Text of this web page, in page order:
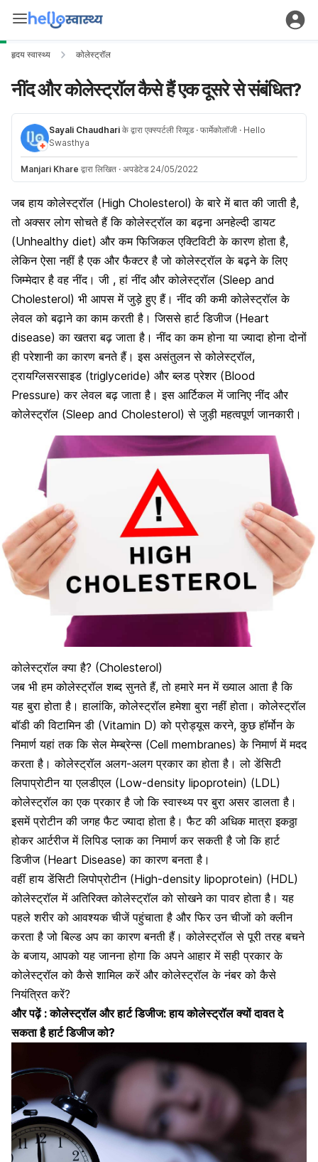
हृदय स्वास्थ्य कोलेस्ट्रॉल
नींद और कोलेस्ट्रॉल कैसे हैं एक दूसरे से संबंधित?
Sayali Chaudhari के द्वारा एक्स्पर्टली रिव्यूड · फार्मेकोलॉजी · Hello
Swasthya
Manjari Khare द्वारा लिखित · अपडेटेड 24/05/2022
जब हाय कोलेस्ट्रॉल (High Cholesterol) के बारे में बात की जाती है,
तो अक्सर लोग सोचते हैं कि कोलेस्ट्रॉल का बढ़ना अनहेल्दी डायट
(Unhealthy diet) और कम फिजिकल एक्टिविटी के कारण होता है,
लेकिन ऐसा नहीं है एक और फैक्टर है जो कोलेस्ट्रॉल के बढ़ने के लिए
जिम्मेदार है वह नींद। जी , हां नींद और कोलेस्ट्रॉल (Sleep and
Cholesterol) भी आपस में जुड़े हुए हैं। नींद की कमी कोलेस्ट्रॉल के
लेवल को बढ़ाने का काम करती है। जिससे हार्ट डिजीज (Heart
disease) का खतरा बढ़ जाता है। नींद का कम होना या ज्यादा होना दोनों
ही परेशानी का कारण बनते हैं। इस असंतुलन से कोलेस्ट्रॉल,
ट्रायग्लिसरसाइड (triglyceride) और ब्लड प्रेशर (Blood
Pressure) कर लेवल बढ़ जाता है। इस आर्टिकल में जानिए नींद और
कोलेस्ट्रॉल (Sleep and Cholesterol) से जुड़ी महत्वपूर्ण जानकारी।
कोलेस्ट्रॉल क्या है? (Cholesterol)
जब भी हम कोलेस्ट्रॉल शब्द सुनते हैं, तो हमारे मन में ख्याल आता है कि
यह बुरा होता है। हालांकि, कोलेस्ट्रॉल हमेशा बुरा नहीं होता। कोलेस्ट्रॉल
बॉडी की विटामिन डी (Vitamin D) को प्रोड्यूस करने, कुछ हॉर्मोन के
निमार्ण यहां तक कि सेल मेम्ब्रेन्स (Cell membranes) के निमार्ण में मदद
करता है। कोलेस्ट्रॉल अलग-अलग प्रकार का होता है।लो डेंसिटी
लिपाप्रोटीन या एलडीएल (Low-density lipoprotein) (LDL)
कोलेस्ट्रॉल का एक प्रकार है जो कि स्वास्थ्य पर बुरा असर डालता है।
इसमें प्रोटीन की जगह फैट ज्यादा होता है। फैट की अधिक मात्रा इकठ्ठा
होकर आर्टरीज में लिपिड प्लाक का निमार्ण कर सकती है जो कि हार्ट
डिजीज (Heart Disease) का कारण बनता है।
वहीं हाय डेंसिटी लिपोप्रोटीन (High-density lipoprotein) (HDL)
कोलेस्ट्रॉल में अतिरिक्त कोलेस्ट्रॉल को सोखने का पावर होता है। यह
पहले शरीर को आवश्यक चीजें पहुंचाता है और फिर उन चीजों को क्लीन
करता है जो बिल्ड अप का कारण बनती हैं। कोलेस्ट्रॉल से पूरी तरह बचने
के बजाय, आपको यह जानना होगा कि अपने आहार में सही प्रकार के
कोलेस्ट्रॉल को कैसे शामिल करें और कोलेस्ट्रॉल के नंबर को कैसे
नियंत्रित करें?
और पढ़ें :कोलेस्ट्रॉल और हार्ट डिजीज: हाय कोलेस्ट्रॉल क्यों दावत दे
सकता है हार्ट डिजीज को?